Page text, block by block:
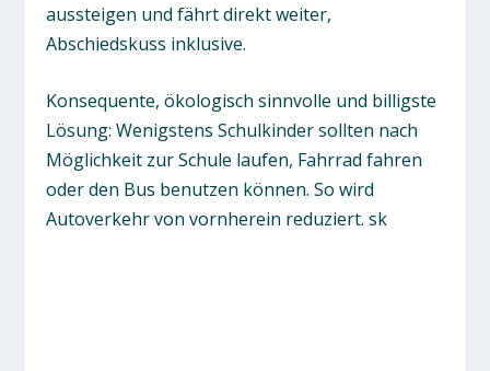
aussteigen und fährt direkt weiter,
Abschiedskuss inklusive.
Konsequente, ökologisch sinnvolle und billigste
Lösung: Wenigstens Schulkinder sollten nach
Möglichkeit zur Schule laufen, Fahrrad fahren
oder den Bus benutzen können. So wird
Autoverkehr von vornherein reduziert.sk